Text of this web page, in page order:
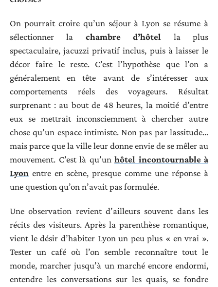
On pourrait croire qu’un séjour à Lyon se résume à
sélectionner la chambre d’hôtel la plus
spectaculaire, jacuzzi privatif inclus, puis à laisser le
décor faire le reste. C’est l’hypothèse que l’on a
généralement en tête avant de s’intéresser aux
comportements réels des voyageurs. Résultat
surprenant : au bout de 48 heures, la moitié d’entre
eux se mettrait inconsciemment à chercher autre
chose qu’un espace intimiste. Non pas par lassitude…
mais parce que la ville leur donne envie de se mêler au
mouvement. C’est là qu’un hôtel incontournable à
Lyon entre en scène, presque comme une réponse à
une question qu’on n’avait pas formulée.
Une observation revient d’ailleurs souvent dans les
récits des visiteurs. Après la parenthèse romantique,
vient le désir d’habiter Lyon un peu plus « en vrai ».
Tester un café où l’on semble reconnaître tout le
monde, marcher jusqu’à un marché encore endormi,
entendre les conversations sur les quais, se fondre